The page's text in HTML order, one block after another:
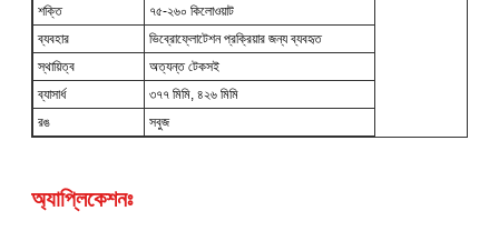
শক্তি
৭৫-২৬০ কিলোওয়াট
ব্যবহার
ভিব্রোফ্লোটেশন প্রক্রিয়ার জন্য ব্যবহৃত
স্থায়িত্ব
অত্যন্ত টেকসই
ব্যাসার্ধ
৩৭৭ মিমি, ৪২৬ মিমি
রঙ
সবুজ
অ্যাপ্লিকেশনঃ